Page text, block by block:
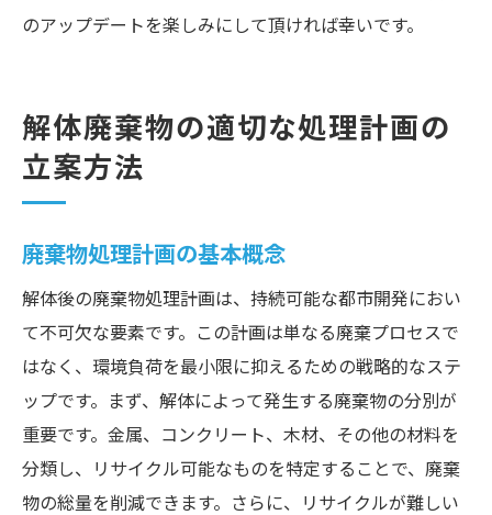
のアップデートを楽しみにして頂ければ幸いです。
解体廃棄物の適切な処理計画の
立案方法
廃棄物処理計画の基本概念
解体後の廃棄物処理計画は、持続可能な都市開発におい
て不可欠な要素です。この計画は単なる廃棄プロセスで
はなく、環境負荷を最小限に抑えるための戦略的なステ
ップです。まず、解体によって発生する廃棄物の分別が
重要です。金属、コンクリート、木材、その他の材料を
分類し、リサイクル可能なものを特定することで、廃棄
物の総量を削減できます。さらに、リサイクルが難しい